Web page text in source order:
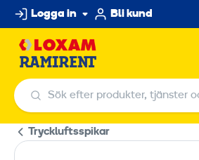
Hoppa
till
innehållet
Logga in Bli kund
Sök efter produkter, tjänster och
Sök efter produkter, tjänster och
Tryckluftsspikar